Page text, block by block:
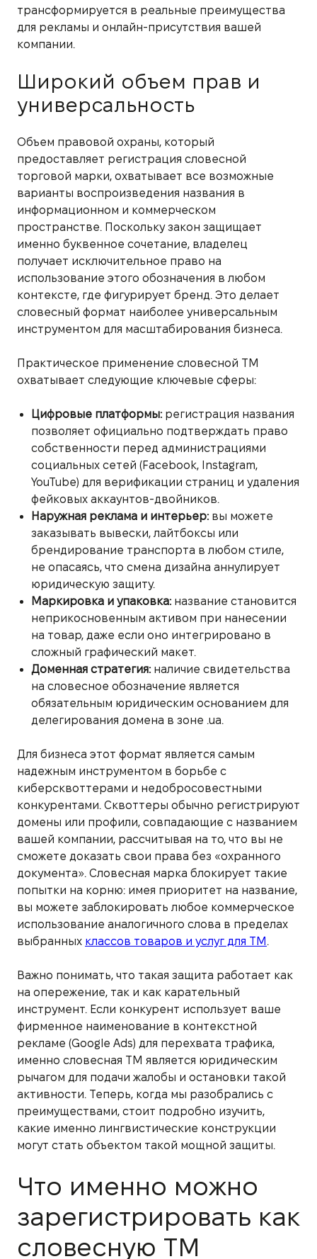
трансформируется в реальные преимущества
для рекламы и онлайн-присутствия вашей
компании.
Широкий объем прав и
универсальность
Объем правовой охраны, который
предоставляет регистрация словесной
торговой марки, охватывает все возможные
варианты воспроизведения названия в
информационном и коммерческом
пространстве. Поскольку закон защищает
именно буквенное сочетание, владелец
получает исключительное право на
использование этого обозначения в любом
контексте, где фигурирует бренд. Это делает
словесный формат наиболее универсальным
инструментом для масштабирования бизнеса.
Практическое применение словесной ТМ
охватывает следующие ключевые сферы:
Цифровые платформы:регистрация названия
позволяет официально подтверждать право
собственности перед администрациями
социальных сетей (Facebook, Instagram,
YouTube) для верификации страниц и удаления
фейковых аккаунтов-двойников.
Наружная реклама и интерьер:вы можете
заказывать вывески, лайтбоксы или
брендирование транспорта в любом стиле,
не опасаясь, что смена дизайна аннулирует
юридическую защиту.
Маркировка и упаковка:название становится
неприкосновенным активом при нанесении
на товар, даже если оно интегрировано в
сложный графический макет.
Доменная стратегия:наличие свидетельства
на словесное обозначение является
обязательным юридическим основанием для
делегирования домена в зоне .ua.
Для бизнеса этот формат является самым
надежным инструментом в борьбе с
киберсквоттерами и недобросовестными
конкурентами. Сквоттеры обычно регистрируют
домены или профили, совпадающие с названием
вашей компании, рассчитывая на то, что вы не
сможете доказать свои права без «охранного
документа». Словесная марка блокирует такие
попытки на корню: имея приоритет на название,
вы можете заблокировать любое коммерческое
использование аналогичного слова в пределах
выбранных классов товаров и услуг для ТМ .
Важно понимать, что такая защита работает как
на опережение, так и как карательный
инструмент. Если конкурент использует ваше
фирменное наименование в контекстной
рекламе (Google Ads) для перехвата трафика,
именно словесная ТМ является юридическим
рычагом для подачи жалобы и остановки такой
активности. Теперь, когда мы разобрались с
преимуществами, стоит подробно изучить,
какие именно лингвистические конструкции
могут стать объектом такой мощной защиты.
Что именно можно
зарегистрировать как
словесную ТМ